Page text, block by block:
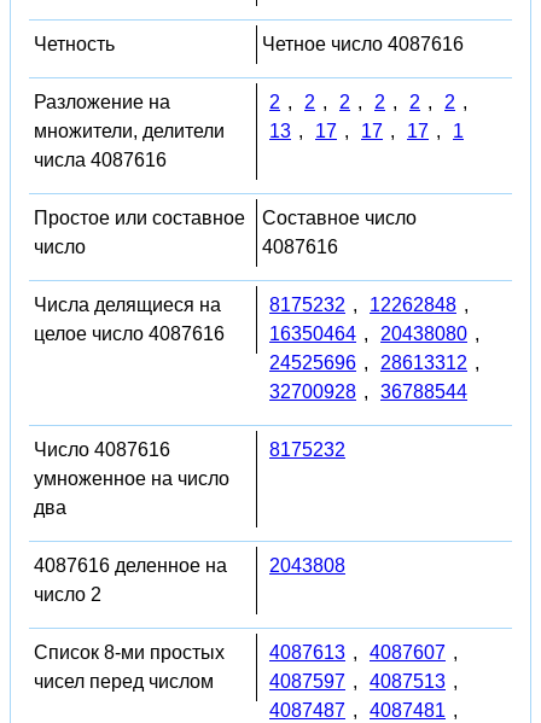
Четность Четное число 4087616
Разложение на
множители, делители
числа 4087616
2 , 2 , 2 , 2 , 2 , 2 ,
13 , 17 , 17 , 17 , 1
Простое или составное
число
Составное число
4087616
Числа делящиеся на
целое число 4087616
8175232 , 12262848 ,
16350464 , 20438080 ,
24525696 , 28613312 ,
32700928 , 36788544
Число 4087616
умноженное на число
два
8175232
4087616 деленное на
число 2
2043808
Список 8-ми простых
чисел перед числом
4087613 , 4087607 ,
4087597 , 4087513 ,
4087487 , 4087481 ,